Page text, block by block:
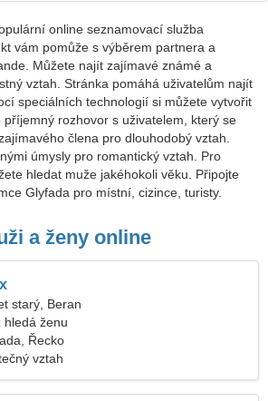
online seznamovací služba
vám pomůže s výběrem partnera a
Můžete najít zajímavé známé a
vztah. Stránka pomáhá uživatelům najít
speciálních technologií si můžete vytvořit
rozhovor s uživatelem, který se
člena pro dlouhodobý vztah.
úmysly pro romantický vztah. Pro
hledat muže jakéhokoli věku. Připojte
Glyfada pro místní, cizince, turisty.
a ženy online
starý, Beran
hledá ženu
Řecko
vztah